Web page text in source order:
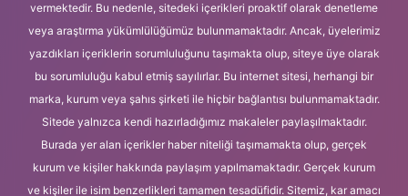
vermektedir. Bu nedenle, sitedeki içerikleri proaktif olarak denetleme
veya araştırma yükümlülüğümüz bulunmamaktadır. Ancak, üyelerimiz
yazdıkları içeriklerin sorumluluğunu taşımakta olup, siteye üye olarak
bu sorumluluğu kabul etmiş sayılırlar. Bu internet sitesi, herhangi bir
marka, kurum veya şahıs şirketi ile hiçbir bağlantısı bulunmamaktadır.
Sitede yalnızca kendi hazırladığımız makaleler paylaşılmaktadır.
Burada yer alan içerikler haber niteliği taşımamakta olup, gerçek
kurum ve kişiler hakkında paylaşım yapılmamaktadır. Gerçek kurum
ve kişiler ile isim benzerlikleri tamamen tesadüfidir. Sitemiz, kar amacı